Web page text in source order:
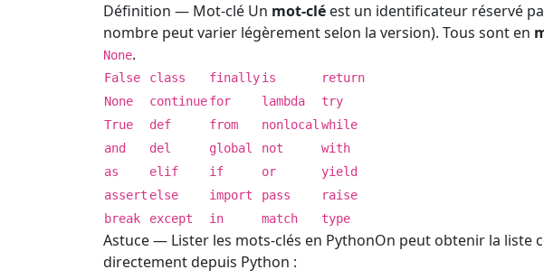
Définition — Mot-clé Un mot-clé est un identificateur réservé
nombre peut varier légèrement selon la version). Tous sont en
None.
False class finallyis
return
None
continuefor lambda
try
True
def from nonlocalwhile
and
del global not
with
as
elif if or
yield
assert else import pass
raise
break
except in match type
Astuce — Lister les mots-clés en PythonOn peut obtenir la liste
directement depuis Python :